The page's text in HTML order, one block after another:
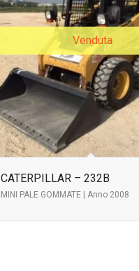
Venduta
CATERPILLAR – 232B
MINI PALE GOMMATE | Anno 2008